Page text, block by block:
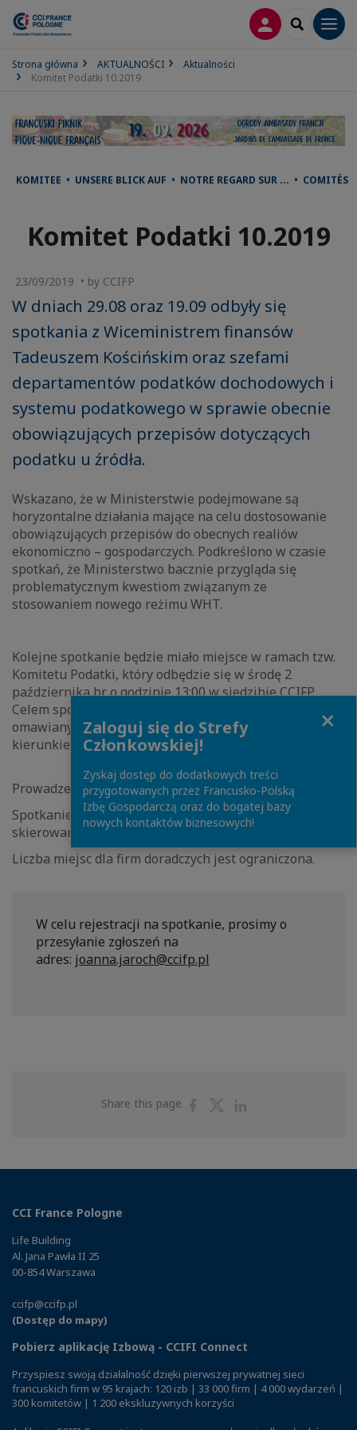
LOGOWANIE
SEARCH
Strona główna AKTUALNOŚCI
Aktualności
Komitet Podatki 10.2019
KOMITEE • UNSERE BLICK AUF • NOTRE REGARD SUR ... • COMITÉS
Komitet Podatki 10.2019
23/09/2019 • by CCIFP
W dniach 29.08 oraz 19.09 odbyły się
spotkania z Wiceministrem finansów
Tadeuszem Kościńskim oraz szefami
departamentów podatków dochodowych i
systemu podatkowego w sprawie obecnie
obowiązujących przepisów dotyczących
podatku u źródła.
Wskazano, że w Ministerstwie podejmowane są
horyzontalne działania mające na celu dostosowanie
obowiązujących przepisów do obecnych realiów
ekonomiczno – gospodarczych. Podkreślono w czasie
spotkań, że Ministerstwo bacznie przygląda się
problematycznym kwestiom związanym ze
stosowaniem nowego reżimu WHT.
Kolejne spotkanie będzie miało miejsce w ramach tzw.
Komitetu Podatki, który odbędzie się w środę 2
października br. o godzinie 13:00 w siedzibie CCIFP.
Celem spotkania jest krótkie podsumowanie wniosków
omawianych w czasie spotkań oraz dyskusja nad
kierunkiem dalszych działań i obranych strategii.
Prowadzenie: Monika Lewandowska, Crido.
Spotkanie odbędzie się w języku polskim i jest
skierowane do firm, które zatrudniają ponad 10 osób.
Liczba miejsc dla firm doradczych jest ograniczona.
W celu rejestracji na spotkanie, prosimy o
przesyłanie zgłoszeń na
adres: joanna.jaroch@ccifp.pl
Share this page
ShareShare
CCI France Pologne
Life Building
Al. Jana Pawła II 25
00-854 Warszawa
ccifp@ccifp.pl
(Dostęp do mapy)
Pobierz aplikację Izbową - CCIFI Connect
Przyspiesz swoją działalność dzięki pierwszej prywatnej sieci
francuskich firm w 95 krajach: 120 izb | 33 000 firm | 4 000 wydarzeń |
300 komitetów | 1 200 ekskluzywnych korzyści
Zaloguj się do Strefy
Członkowskiej!
Zyskaj dostęp do dodatkowych treści
przygotowanych przez Francusko-Polską
Izbę Gospodarczą oraz do bogatej bazy
nowych kontaktów biznesowych!